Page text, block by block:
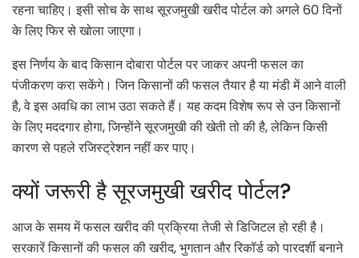
रहना चाहिए। इसी सोच के साथ सूरजमुखी खरीद पोर्टल को अगले 60 दिनों
के लिए फिर से खोला जाएगा।
इस निर्णय के बाद किसान दोबारा पोर्टल पर जाकर अपनी फसल का
पंजीकरण करा सकेंगे। जिन किसानों की फसल तैयार है या मंडी में आने वाली
है, वे इस अवधि का लाभ उठा सकते हैं। यह कदम विशेष रूप से उन किसानों
के लिए मददगार होगा, जिन्होंने सूरजमुखी की खेती तो की है, लेकिन किसी
कारण से पहले रजिस्ट्रेशन नहीं कर पाए।
क्यों जरूरी है सूरजमुखी खरीद पोर्टल?
आज के समय में फसल खरीद की प्रक्रिया तेजी से डिजिटल हो रही है।
सरकारें किसानों की फसल की खरीद, भुगतान और रिकॉर्ड को पारदर्शी बनाने